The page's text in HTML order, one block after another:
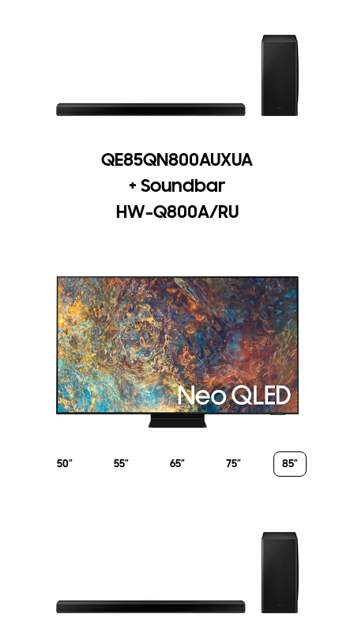
QE85QN800AUXUA
+ Soundbar
HW-Q800A/RU
50” 55” 65” 75” 85”